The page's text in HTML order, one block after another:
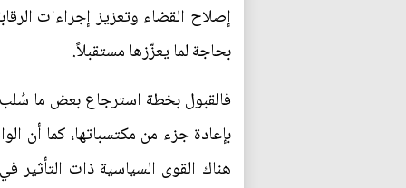
إصلاح القضاء وتعزيز إجراءات
بحاجة لما يعزّزها مستقبلاً.
فالقبول بخطة استرجاع بعض ما سُلب
بإعادة جزء من مكتسباتها، كما أن
هناك القوى السياسية ذات التأثير